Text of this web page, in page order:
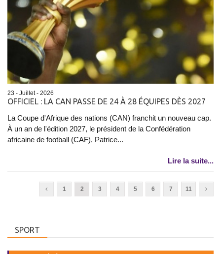
23 - Juillet - 2026
OFFICIEL : LA CAN PASSE DE 24 À 28 ÉQUIPES DÈS 2027
La Coupe d'Afrique des nations (CAN) franchit un nouveau cap.
À un an de l'édition 2027, le président de la Confédération
africaine de football (CAF), Patrice...
Lire la suite...
1 2 3 4 5 6 7 11
SPORT